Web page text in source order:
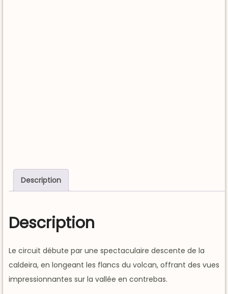
Description
Description
Le circuit débute par une spectaculaire descente de la
caldeira, en longeant les flancs du volcan, offrant des vues
impressionnantes sur la vallée en contrebas.